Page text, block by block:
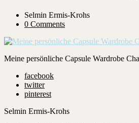
Selmin Ermis-Krohs
0 Comments
Meine persönliche Capsule Wardrobe
facebook
twitter
pinterest
Selmin Ermis-Krohs